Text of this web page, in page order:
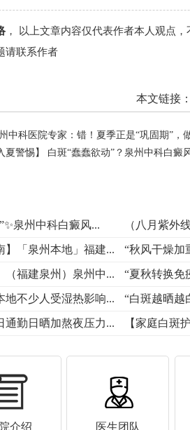
， 以上文章内容仅代表作者本人观点
请联系作者
本文链接：
中科医院专家：错！夏季正是“巩固期”，
夏警惕】​ 白斑“蠢蠢欲动”？泉州中科白
泉州中科白癜风... （八月紫外
】「泉州本地」福建... “秋风干燥加
（福建泉州）泉州中... “夏秋转换免
地不少人受湿热影响... “白斑越晒越
通勤日晒加熬夜压力... 【家庭白斑
介绍 医生团队